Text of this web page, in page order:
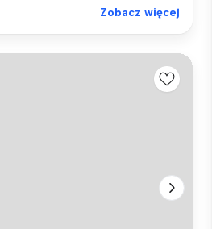
Zobacz więcej